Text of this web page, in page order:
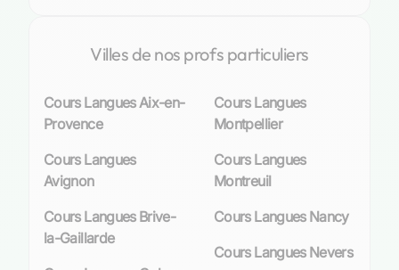
toujours prête à écouter vos besoins
spécifiques pour vous proposer une expérience
étudiant cherchant à perfectionner votre
expression orale avant un examen crucial ou un
professionnel désireux de maîtriser l’anglais
commercial pour décrocher un contrat
international, nos professeurs natifs et experts
sont là pour vous guider vers la réussite.
Nous sommes conscients que chaque parcours
Villes de nos profs particuliers
Cours Langues Aix-en-
Provence
Cours Langues
Avignon
Cours Langues Brive-
la-Gaillarde
Cours Langues
Montpellier
Cours Langues
Montreuil
Cours Langues Nancy
Cours Langues Nevers